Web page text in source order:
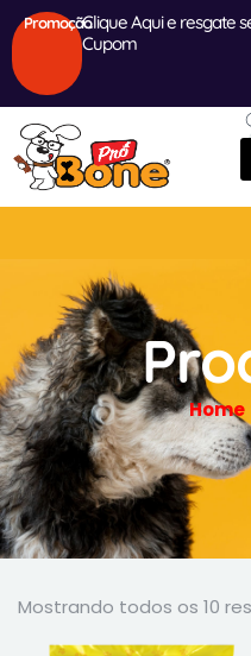
PromoçãoClique Aqui e resgate
Cupom
Home
Mostrando todos os 10